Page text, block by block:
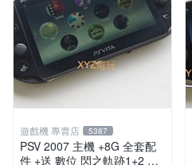
遊戲機 專賣店 5387
PSV 2007 主機 +8G 全套配
件 +送 數位 閃之軌跡1+2 保